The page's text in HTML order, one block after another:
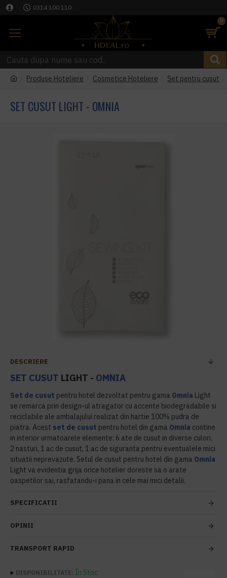
0314 100 110
0
Produse Hoteliere Cosmetice Hoteliere Set pentru cusut
SET CUSUT LIGHT - OMNIA
DESCRIERE
SET CUSUT LIGHT - OMNIA
Set de cusut pentru hotel dezvoltat pentru gama Omnia Light
se remarca prin design-ul atragator cu accente biodegradabile si
reciclabile ale ambalajului realizat din hartie 100% pudra de
piatra. Acest set de cusut pentru hotel din gama Omnia contine
in interior urmatoarele elemente: 6 ate de cusut in diverse culori,
2 nasturi, 1 ac de cusut, 1 ac de siguranta pentru eventualele mici
situatii neprevazute. Setul de cusut pentru hotel din gama Omnia
Light va evidentia grija orice hotelier doreste sa o arate
oaspetilor sai, rasfatandu-i pana in cele mai mici detalii.
SPECIFICATII
OPINII
TRANSPORT RAPID
DISPONIBILITATE: În Stoc